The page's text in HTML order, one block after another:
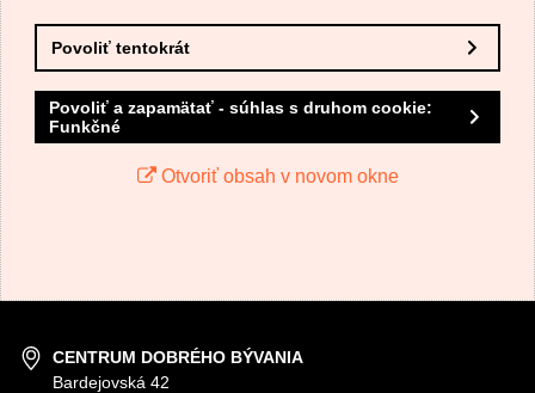
Odoslať
Povoliť tentokrát
Povoliť a zapamätať - súhlas s druhom cookie:
Funkčné
Otvoriť obsah v novom okne
CENTRUM DOBRÉHO BÝVANIA
Bardejovská 42